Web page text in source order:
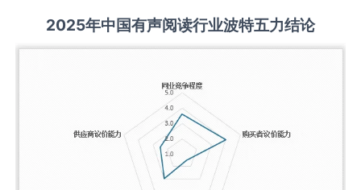
2025年中国有声阅读行业波特五力结论